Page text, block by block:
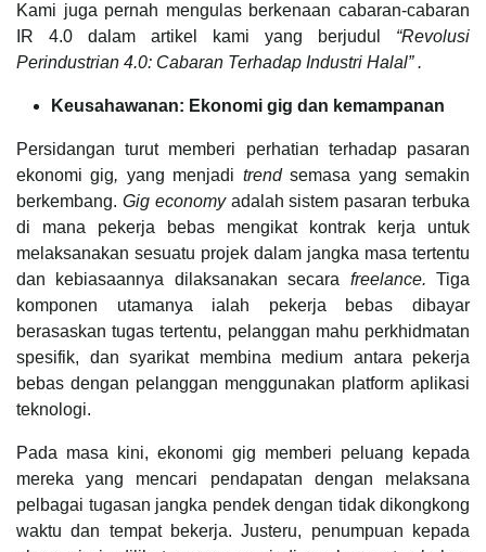
Kami juga pernah mengulas berkenaan cabaran-cabaran
IR 4.0 dalam artikel kami yang berjudul “Revolusi
Perindustrian 4.0: Cabaran Terhadap Industri Halal” .
Keusahawanan: Ekonomi gig dan kemampanan
Persidangan turut memberi perhatian terhadap pasaran
ekonomi gig, yang menjadi trendsemasa yang semakin
berkembang. Gig economyadalah sistem pasaran terbuka
di mana pekerja bebas mengikat kontrak kerja untuk
melaksanakan sesuatu projek dalam jangka masa tertentu
dan kebiasaannya dilaksanakan secara freelance.Tiga
komponen utamanya ialah pekerja bebas dibayar
berasaskan tugas tertentu, pelanggan mahu perkhidmatan
spesifik, dan syarikat membina medium antara pekerja
bebas dengan pelanggan menggunakan platform aplikasi
teknologi.
Pada masa kini, ekonomi gig memberi peluang kepada
mereka yang mencari pendapatan dengan melaksana
pelbagai tugasan jangka pendek dengan tidak dikongkong
waktu dan tempat bekerja. Justeru, penumpuan kepada